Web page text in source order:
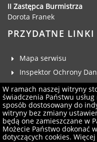
II Zastępca Burmistrza
Dorota Franek
PRZYDATNE LINKI
Mapa serwisu
Inspektor Ochrony
Deklaracja dostępności
Klauzula RODO
Zgłoś uwagi
Administrator serwisu
W ramach naszej witryny
świadczenia Państwu
sposób dostosowany do
witryny bez zmiany
będą one zamieszczane w
Możecie Państwo dokonać
dotyczących cookies.